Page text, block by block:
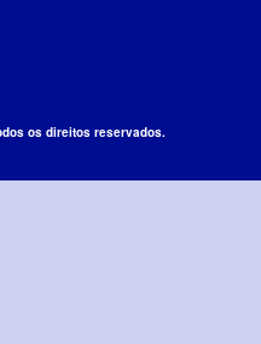
os direitos reservados.